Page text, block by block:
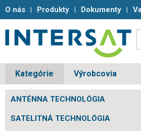
O nás Produkty Dokumenty
Kategórie Výrobcovia
ANTÉNNA TECHNOLÓGIA
SATELITNÁ TECHNOLÓGIA